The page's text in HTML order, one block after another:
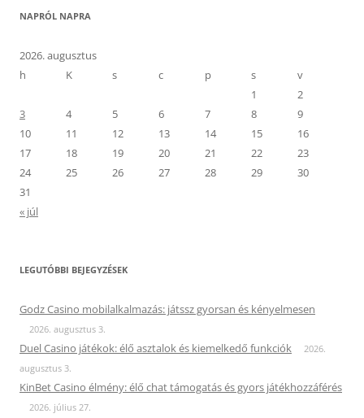
NAPRÓL NAPRA
2026. augusztus
h
K s c p s
v
1
2
3
4 5 6 7 8
9
10
11 12 13 14 15
16
17
18 19 20 21 22
23
24
25 26 27 28 29
30
31
« júl
LEGUTÓBBI BEJEGYZÉSEK
Godz Casino mobilalkalmazás: játssz gyorsan és kényelmesen
2026. augusztus 3.
Duel Casino játékok: élő asztalok és kiemelkedő funkciók
2026.
augusztus 3.
KinBet Casino élmény: élő chat támogatás és gyors játékhozzáférés
2026. július 27.